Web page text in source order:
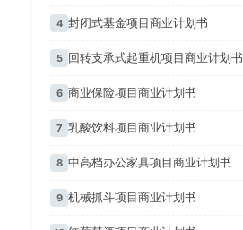
4 封闭式基金项目商业计划书
5 回转支承式起重机项目商业计划书
6 商业保险项目商业计划书
7 乳酸饮料项目商业计划书
8 中高档办公家具项目商业计划书
9 机械抓斗项目商业计划书